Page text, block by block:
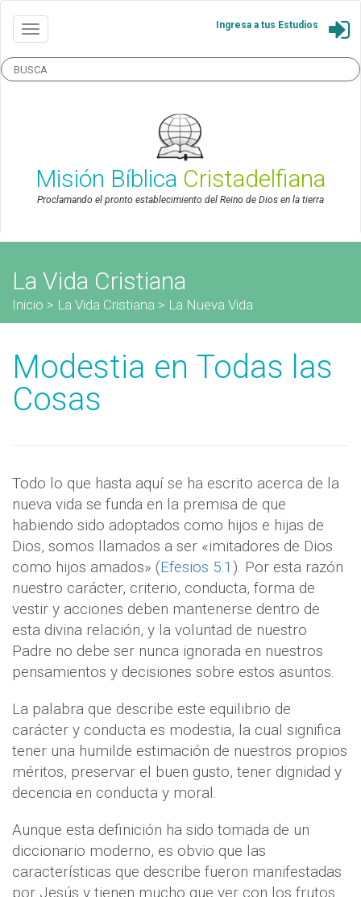
Ingresa a tus Estudios
Misión Bíblica Cristadelfiana
Proclamando el pronto establecimiento del Reino de Dios en la tierra
La Vida Cristiana
Inicio > La Vida Cristiana > La Nueva Vida
Modestia en Todas las
Cosas
Todo lo que hasta aquí se ha escrito acerca de la
nueva vida se funda en la premisa de que
habiendo sido adoptados como hijos e hijas de
Dios, somos llamados a ser «imitadores de Dios
como hijos amados» (Efesios 5:1 ). Por esta razón
nuestro carácter, criterio, conducta, forma de
vestir y acciones deben mantenerse dentro de
esta divina relación, y la voluntad de nuestro
Padre no debe ser nunca ignorada en nuestros
pensamientos y decisiones sobre estos asuntos.
La palabra que describe este equilibrio de
carácter y conducta es modestia, la cual significa
tener una humilde estimación de nuestros propios
méritos, preservar el buen gusto, tener dignidad y
decencia en conducta y moral.
Aunque esta definición ha sido tomada de un
diccionario moderno, es obvio que las
características que describe fueron manifestadas
por Jesús y tienen mucho que ver con los frutos